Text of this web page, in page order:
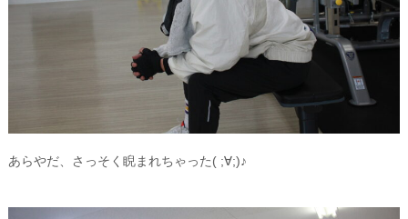
あらやだ、さっそく睨まれちゃった( ;∀;)♪